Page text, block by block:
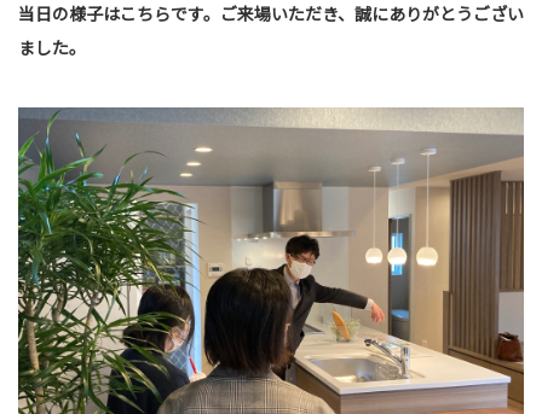
当日の様子はこちらです。ご来場いただき、誠にありがとうござい
ました。